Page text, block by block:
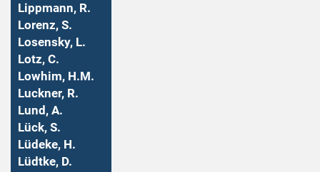
Lippmann, R.
Lorenz, S.
Losensky, L.
Lotz, C.
Lowhim, H.M.
Luckner, R.
Lund, A.
Lück, S.
Lüdeke, H.
Lüdtke, D.